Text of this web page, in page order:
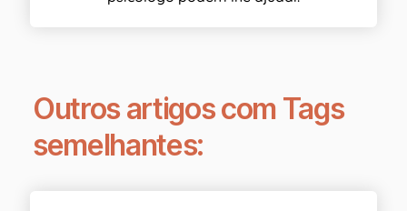
Outros artigos com Tags
semelhantes: